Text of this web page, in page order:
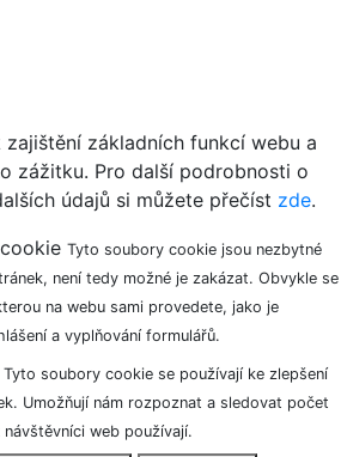
základních funkcí webu a
zážitku. Pro další podrobnosti o
údajů si můžete přečíst zde.
Tyto soubory cookie jsou nezbytné
není tedy možné je zakázat. Obvykle se
na webu sami provedete, jako je
a vyplňování formulářů.
Tyto soubory cookie se používají ke zlepšení
Umožňují nám rozpoznat a sledovat počet
web používají.